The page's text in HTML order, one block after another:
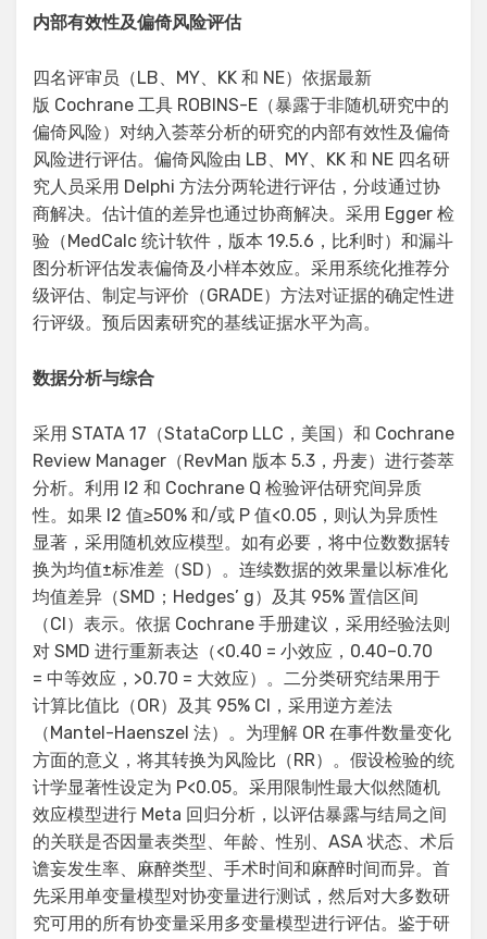
内部有效性及偏倚风险评估
四名评审员（LB、MY、KK 和 NE）依据最新
版 Cochrane 工具 ROBINS-E（暴露于非随机研究中的
偏倚风险）对纳入荟萃分析的研究的内部有效性及偏倚
风险进行评估。偏倚风险由 LB、MY、KK 和 NE 四名研
究人员采用 Delphi 方法分两轮进行评估，分歧通过协
商解决。估计值的差异也通过协商解决。采用 Egger 检
验（MedCalc 统计软件，版本 19.5.6，比利时）和漏斗
图分析评估发表偏倚及小样本效应。采用系统化推荐分
级评估、制定与评价（GRADE）方法对证据的确定性进
行评级。预后因素研究的基线证据水平为高。
数据分析与综合
采用 STATA 17（StataCorp LLC，美国）和 Cochrane
Review Manager（RevMan 版本 5.3，丹麦）进行荟萃
分析。利用 I2 和 Cochrane Q 检验评估研究间异质
性。如果 I2 值≥50% 和/或 P 值<0.05，则认为异质性
显著，采用随机效应模型。如有必要，将中位数数据转
换为均值±标准差（SD）。连续数据的效果量以标准化
均值差异（SMD；Hedges’ g）及其 95% 置信区间
（CI）表示。依据 Cochrane 手册建议，采用经验法则
对 SMD 进行重新表达（<0.40 = 小效应，0.40–0.70
= 中等效应，>0.70 = 大效应）。二分类研究结果用于
计算比值比（OR）及其 95% CI，采用逆方差法
（Mantel-Haenszel 法）。为理解 OR 在事件数量变化
方面的意义，将其转换为风险比（RR）。假设检验的统
计学显著性设定为 P<0.05。采用限制性最大似然随机
效应模型进行 Meta 回归分析，以评估暴露与结局之间
的关联是否因量表类型、年龄、性别、ASA 状态、术后
谵妄发生率、麻醉类型、手术时间和麻醉时间而异。首
先采用单变量模型对协变量进行测试，然后对大多数研
究可用的所有协变量采用多变量模型进行评估。鉴于研